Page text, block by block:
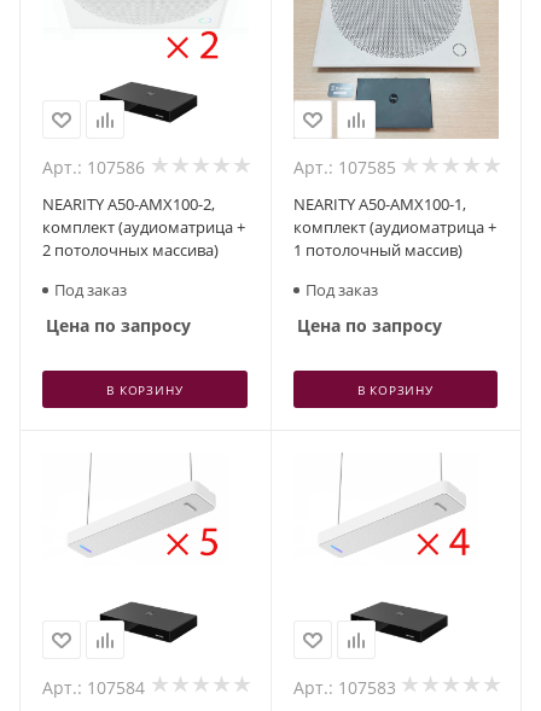
Арт.: 107586
NEARITY A50-AMX100-2,
комплект (аудиоматрица +
2 потолочных массива)
Под заказ
Цена по запросу
В КОРЗИНУ
Арт.: 107585
NEARITY A50-AMX100-1,
комплект (аудиоматрица +
1 потолочный массив)
Под заказ
Цена по запросу
В КОРЗИНУ
Арт.: 107584 Арт.: 107583